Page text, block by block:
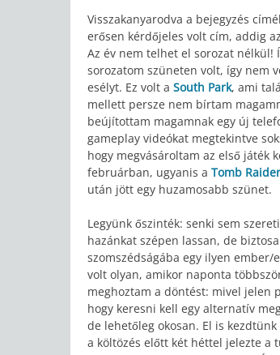
Visszakanyarodva a bejegyzés
erősen kérdőjeles volt cím, addig
Az év nem telhet el sorozat nélkül!
sorozatom szüneten volt, így nem
esélyt. Ez volt a South Park, ami
mellett persze nem bírtam
beújítottam magamnak egy új
gameplay videókat megtekintve
hogy megvásároltam az első játék
februárban, ugyanis a Tomb
után jött egy huzamosabb szünet.
Legyünk őszinték: senki sem
hazánkat szépen lassan, de
szomszédságába egy ilyen
volt olyan, amikor naponta
meghoztam a döntést: mivel jelen
hogy keresni kell egy alternatív
de lehetőleg okosan. El is
a költözés előtt két héttel jelezte a